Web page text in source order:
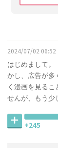
2024/07/02 06:52
はじめまして
かし、広告が
く漫画を見る
せんが、もう
+245